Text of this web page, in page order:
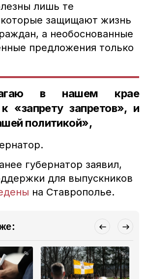
лишь те
защищают жизнь
а необоснованные
предложения только
в нашем крае
«запрету запретов», и
политикой»,
губернатор заявил,
для выпускников
на Ставрополье.